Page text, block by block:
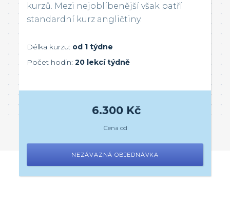
kurzů. Mezi nejoblíbenější však patří
standardní kurz angličtiny.
Délka kurzu: od 1 týdne
Počet hodin:20 lekcí týdně
6.300 Kč
Cena od
NEZÁVAZNÁ OBJEDNÁVKA